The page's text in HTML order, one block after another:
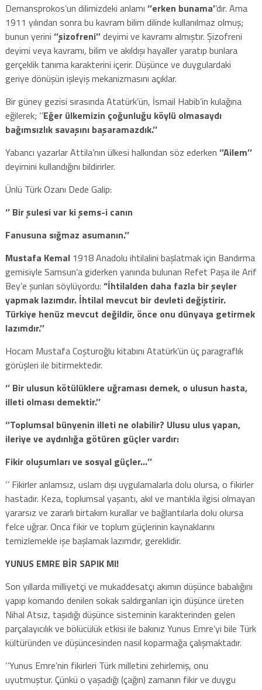
Demansprokos’un dilimizdeki anlamı ‘’erken bunama’’dır. Ama
1911 yılından sonra bu kavram bilim dilinde kullanılmaz olmuş;
bunun yerini ‘’şizofreni’’deyimi ve kavramı almıştır. Şizofreni
deyimi veya kavramı, bilim ve akıldışı hayaller yaratıp bunlara
gerçeklik tanıma karakterini içerir. Düşünce ve duygulardaki
geriye dönüşün işleyiş mekanizmasını açıklar.
Bir güney gezisi sırasında Atatürk’ün, İsmail Habib’in kulağına
eğilerek; ‘’Eğer ülkemizin çoğunluğu köylü olmasaydı
bağımsızlık savaşını başaramazdık.’’
Yabancı yazarlar Attila’nın ülkesi halkından söz ederken ‘’Ailem’’
deyimini kullandığını bildirirler.
Ünlü Türk Ozanı Dede Galip:
‘’ Bir şulesi var ki şems-i canın
Fanusuna sığmaz asumanın.’’
Mustafa Kemal1918 Anadolu ihtilalini başlatmak için Bandırma
gemisiyle Samsun’a giderken yanında bulunan Refet Paşa ile Arif
Bey’e şunları söylüyordu: “İhtilalden daha fazla bir şeyler
yapmak lazımdır. İhtilal mevcut bir devleti değiştirir.
Türkiye henüz mevcut değildir, önce onu dünyaya getirmek
lazımdır.’’
Hocam Mustafa Coşturoğlu kitabını Atatürk’ün üç paragraflık
görüşleri ile bitirmektedir.
‘’ Bir ulusun kötülüklere uğraması demek, o ulusun hasta,
illeti olması demektir.’’
‘’Toplumsal bünyenin illeti ne olabilir? Ulusu ulus yapan,
ileriye ve aydınlığa götüren güçler vardır:
Fikir oluşumları ve sosyal güçler…’’
‘’ Fikirler anlamsız, uslam dışı uygulamalarla dolu olursa, o fikirler
hastadır. Keza, toplumsal yaşantı, akıl ve mantıkla ilgisi olmayan
yararsız ve zararlı birtakım kurallar ve bağlantılarla dolu olursa
felce uğrar. Onca fikir ve toplum güçlerinin kaynaklarını
temizlemekle işe başlamak lazımdır, gereklidir.
YUNUS EMRE BİR SAPIK MI!
Son yıllarda milliyetçi ve mukaddesatçı akımın düşünce babalığını
yapıp komando denilen sokak saldırganları için düşünce üreten
Nihal Atsız, taşıdığı düşünce sisteminin karakterinden gelen
parçalayıcılık ve bölücülük etkisi ile bakınız Yunus Emre’yi bile Türk
kültüründen ve düşüncesinden nasıl koparmağa çalışmaktadır.
‘’Yunus Emre’nin fikirleri Türk milletini zehirlemiş, onu
uyutmuştur. Çünkü o yaşadığı (çağın) zamanın fikir ve duygu